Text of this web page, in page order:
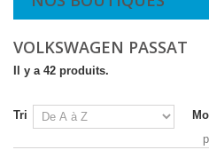
VOLKSWAGEN PASSAT
Il y a 42 produits.
Tri